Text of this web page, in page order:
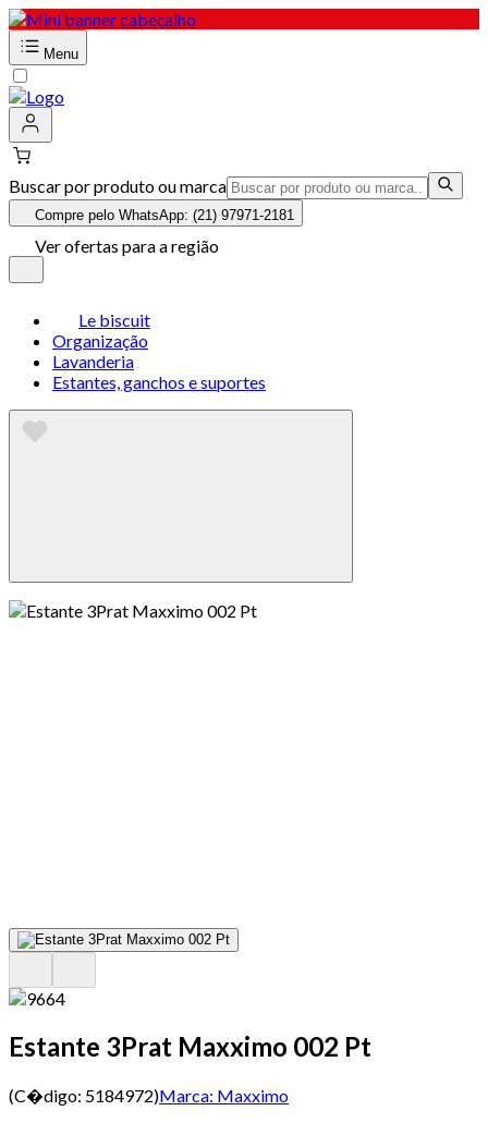
Menu
Buscar por produto ou marca
Compre pelo WhatsApp: (21) 97971-2181
Ver ofertas para a região
Le biscuit
Organização
Lavanderia
Estantes, ganchos e suportes
Estante 3Prat Maxximo 002 Pt
(C�digo: 5184972)Marca: Maxximo